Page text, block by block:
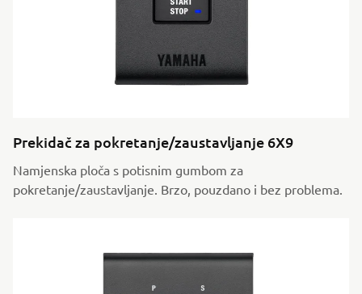
Prekidač za pokretanje/zaustavljanje 6X9
Namjenska ploča s potisnim gumbom za
pokretanje/zaustavljanje. Brzo, pouzdano i bez problema.